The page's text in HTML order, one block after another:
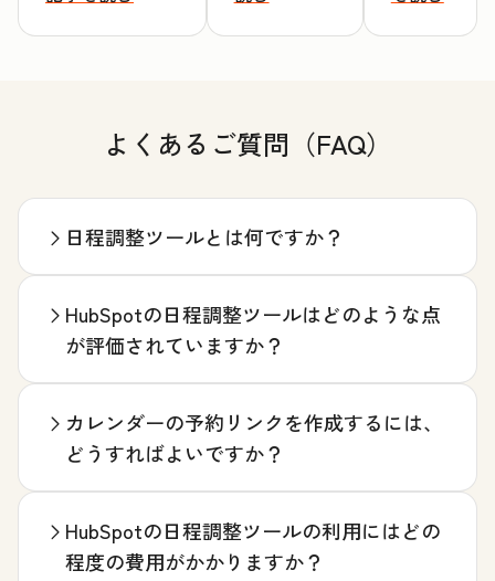
よくあるご質問（FAQ）
日程調整ツールとは何ですか？
HubSpotの日程調整ツールはどのような点
が評価されていますか？
カレンダーの予約リンクを作成するには、
どうすればよいですか？
HubSpotの日程調整ツールの利用にはどの
程度の費用がかかりますか？